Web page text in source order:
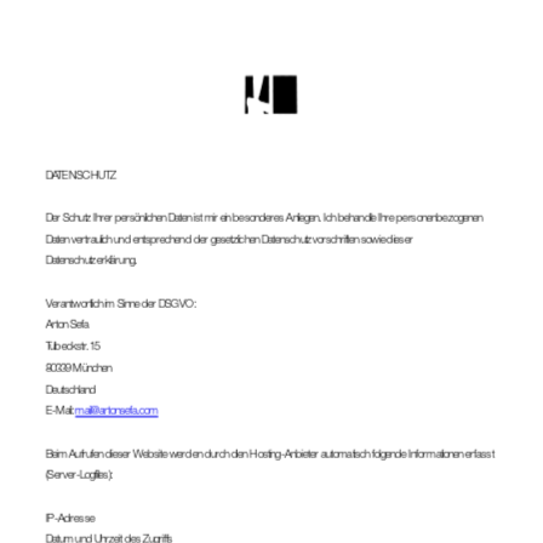
DATENSCHUTZ
Der Schutz Ihrer persönlichen Daten ist mir ein besonderes Anliegen. Ich behandle Ihre personenbezogenen
Daten vertraulich und entsprechend der gesetzlichen Datenschutzvorschriften sowie dieser
Datenschutzerklärung.
Verantwortlich im Sinne der DSGVO:
Arton Sefa
Tulbeckstr. 15
80339 München
Deutschland
E-Mail: mail@artonsefa.com
Beim Aufrufen dieser Website werden durch den Hosting-Anbieter automatisch folgende Informationen erfasst
(Server-Logfiles):
IP-Adresse
Datum und Uhrzeit des Zugriffs